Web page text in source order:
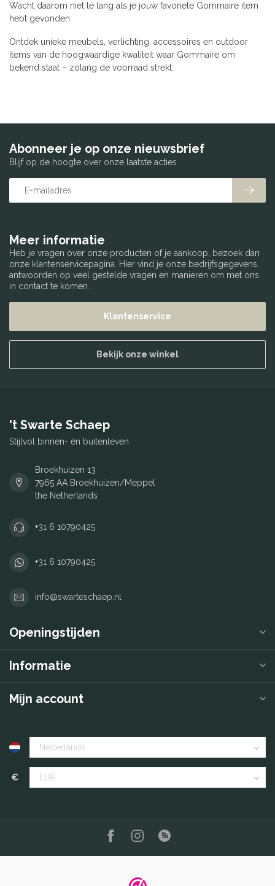
Wacht daarom niet te lang als je jouw favoriete Gommaire item
hebt gevonden.
Ontdek unieke meubels, verlichting, accessoires en outdoor
items van de hoogwaardige kwaliteit waar Gommaire om
bekend staat – zolang de voorraad strekt.
Meer informatie
Heb je vragen over onze producten of je aankoop, bezoek dan
onze klantenservicepagina. Hier vind je onze bedrijfsgegevens,
antwoorden op veel gestelde vragen en manieren om met ons
in contact te komen.
Klantenservice
Bekijk onze winkel
Abonneer je op onze nieuwsbrief
Blijf op de hoogte over onze laatste acties
't Swarte Schaep
Stijlvol binnen- én buitenleven
Broekhuizen 13
7965 AA Broekhuizen/Meppel
the Netherlands
+31 6 10790425
+31 6 10790425
info@swarteschaep.nl
Openingstijden
Informatie
Mijn account
€